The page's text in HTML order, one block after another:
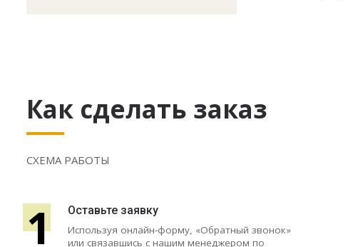
Как сделать заказ
СХЕМА РАБОТЫ
1 Оставьте заявку
Используя онлайн-форму, «Обратный звонок»
или связавшись с нашим менеджером по